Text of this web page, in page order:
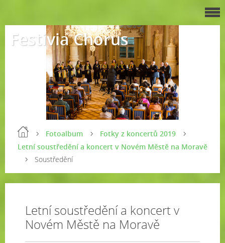
Festivia Chorus
Fotoalbum
Fotky z koncertů 2019
Letní soustředění a koncert v Novém Městě na Moravě
Soustředění
Letní soustředění a koncert v
Novém Městě na Moravě